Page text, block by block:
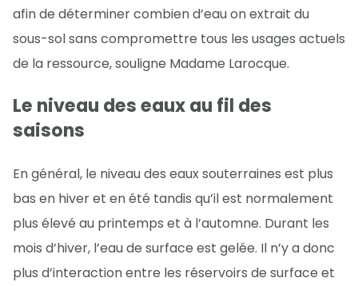
afin de déterminer combien d’eau on extrait du
sous-sol sans compromettre tous les usages actuels
de la ressource, souligne Madame Larocque.
Le niveau des eaux au fil des
saisons
En général, le niveau des eaux souterraines est plus
bas en hiver et en été tandis qu’il est normalement
plus élevé au printemps et à l’automne. Durant les
mois d’hiver, l’eau de surface est gelée. Il n’y a donc
plus d’interaction entre les réservoirs de surface et